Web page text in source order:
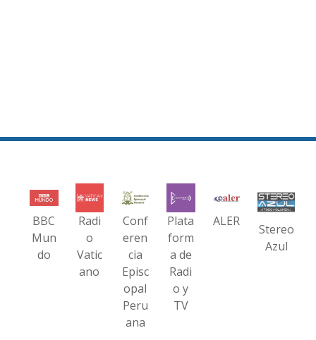
BBC
Mun
do
Radi
o
Vatic
ano
Conf
eren
cia
Episc
opal
Peru
ana
Plata
form
a de
Radi
o y
TV
ALER
Stereo
Azul